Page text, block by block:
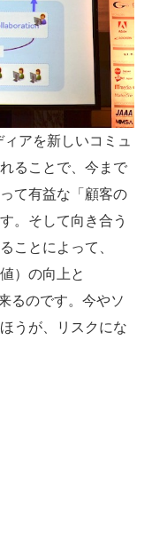
アを新しいコミュ
ることで、今まで
て有益な「顧客の
。そして向き合う
ことによって、
）の向上と
るのです。今やソ
うが、リスクにな